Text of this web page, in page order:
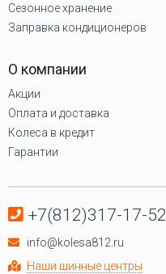
Сезонное хранение
Заправка кондиционеров
О компании
Акции
Оплата и доставка
Колеса в кредит
Гарантии
+7(812)317-17-52
info@kolesa812.ru
Наши шинные центры